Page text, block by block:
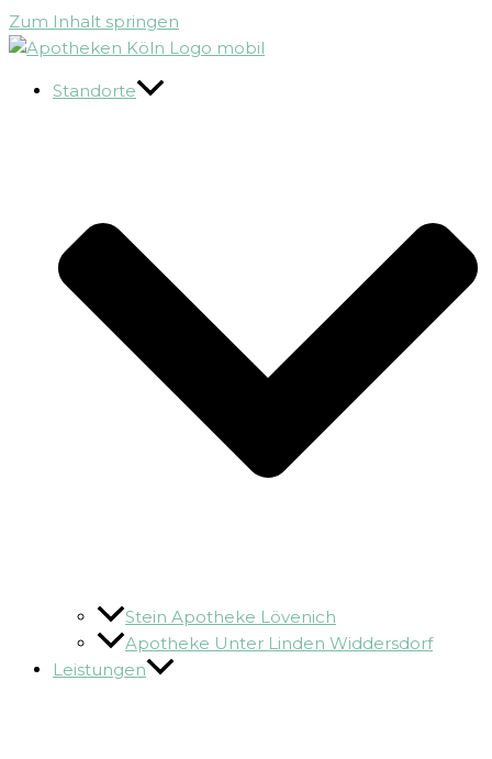
Zum Inhalt springen
Standorte
Stein Apotheke Lövenich
Apotheke Unter Linden Widdersdorf
Leistungen